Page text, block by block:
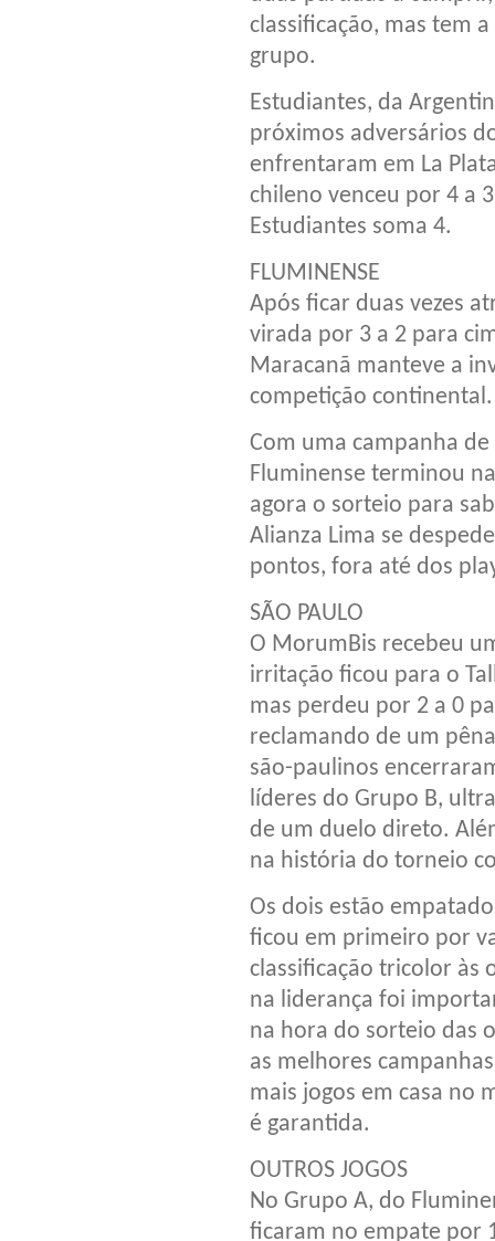
classificação, mas tem
grupo.
Estudiantes, da
próximos adversários
enfrentaram em La
chileno venceu por 4 a
Estudiantes soma 4.
FLUMINENSE
Após ficar duas vezes
virada por 3 a 2 para
Maracanã manteve a
competição continental.
Com uma campanha
Fluminense terminou
agora o sorteio para
Alianza Lima se
pontos, fora até dos
SÃO PAULO
O MorumBis recebeu
irritação ficou para o
mas perdeu por 2 a 0
reclamando de um
são-paulinos
líderes do Grupo B,
de um duelo direto.
na história do torneio
Os dois estão
ficou em primeiro por
classificação tricolor às
na liderança foi
na hora do sorteio das
as melhores
mais jogos em casa no
é garantida.
OUTROS JOGOS
No Grupo A, do
ficaram no empate por